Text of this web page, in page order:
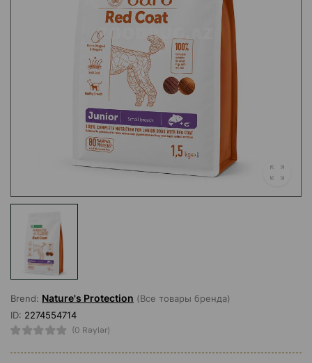
Brend: Nature's Protection (Все товары бренда)
ID: 2274554714
(0 Rəylər)